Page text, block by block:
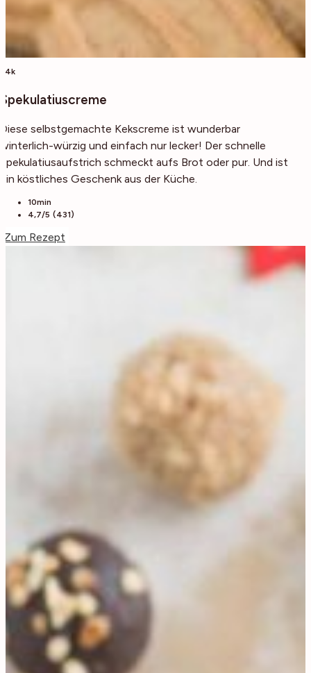
54k
Spekulatiuscreme
Diese selbstgemachte Kekscreme ist wunderbar
winterlich-würzig und einfach nur lecker! Der schnelle
Spekulatiusaufstrich schmeckt aufs Brot oder pur. Und ist
ein köstliches Geschenk aus der Küche.
10min
4,7/5 (431)
Zum Rezept